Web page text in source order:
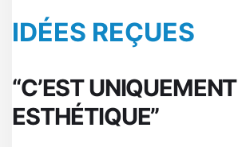
IDÉES REÇUES
“C’EST UNIQUEMENT
ESTHÉTIQUE”